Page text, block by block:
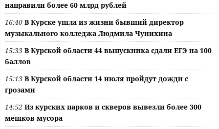
направили более 60 млрд рублей
16:40 В Курске ушла из жизни бывший директор
музыкального колледжа Людмила Чунихина
15:33 В Курской области 44 выпускника сдали ЕГЭ на 100
баллов
15:13 В Курской области 14 июля пройдут дожди с
грозами
14:52 Из курских парков и скверов вывезли более 300
мешков мусора